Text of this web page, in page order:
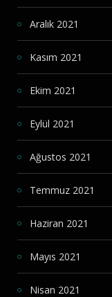
Aralık 2021
Kasım 2021
Ekim 2021
Eylül 2021
Ağustos 2021
Temmuz 2021
Haziran 2021
Mayıs 2021
Nisan 2021